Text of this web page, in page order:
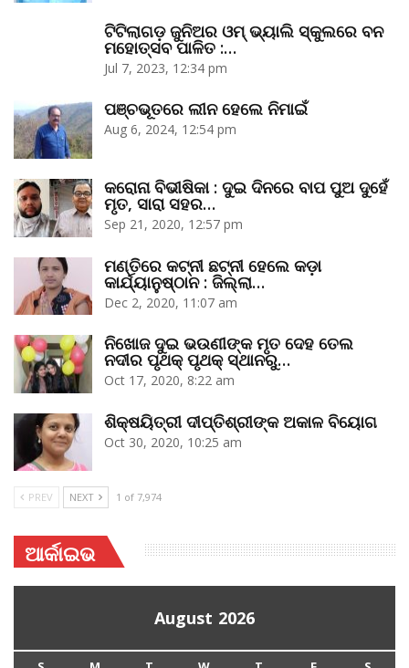
ଟିଟିଲାଗଡ଼ ଜୁନିଅର ଓମ୍‌ ଭ୍ୟାଲି ସ୍କୁଲରେ ବନ
ମହୋତ୍ସବ ପାଳିତ :…
Jul 7, 2023, 12:34 pm
ପଞ୍ଚଭୂତରେ ଲୀନ ହେଲେ ନିମାଇଁ
Aug 6, 2024, 12:54 pm
କରୋନା ବିଭୀଷିକା : ଦୁଇ ଦିନରେ ବାପ ପୁଅ ଦୁହେଁ
ମୃତ, ସାରା ସହର…
Sep 21, 2020, 12:57 pm
ମଣ୍ତିରେ କଟ୍‌ନୀ ଛଟ୍‌ନୀ ହେଲେ କଡ଼ା
କାର୍ଯ୍ୟାନୁଷ୍ଠାନ : ଜିଲ୍ଲା…
Dec 2, 2020, 11:07 am
ନିଖୋଜ ଦୁଇ ଭଉଣୀଙ୍କ ମୃତ ଦେହ ତେଲ
ନଦୀର ପୃଥକ୍‌ ପୃଥକ୍‌ ସ୍ଥାନରୁ…
Oct 17, 2020, 8:22 am
ଶିକ୍ଷୟିତ୍ରୀ ଦୀପ୍ତିଶ୍ରୀଙ୍କ ଅକାଳ ବିୟୋଗ
Oct 30, 2020, 10:25 am
PREV NEXT 1 of 7,974
ଆର୍କାଇଭ
August 2026